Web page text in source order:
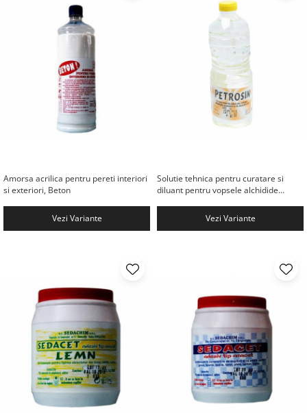
Amorsa acrilica pentru pereti interiori
si exteriori, Beton
Vezi Variante
Solutie tehnica pentru curatare si
diluant pentru vopsele alchidide
Vezi Variante